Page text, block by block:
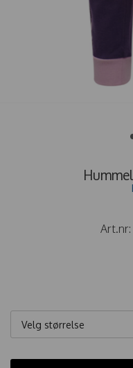
Art.nr:
Velg størrelse